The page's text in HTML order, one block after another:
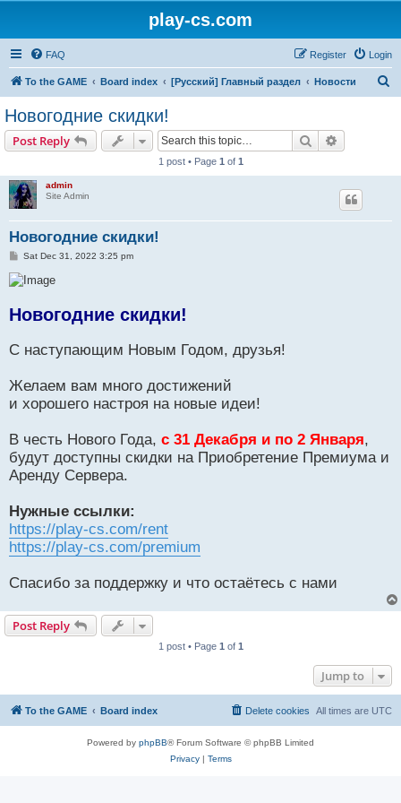
play-cs.com
FAQ Login
Register
To the GAME Board index [Русский] Главный раздел Новости
Новогодние скидки!
Post Reply Search
1 post • Page 1 of 1
admin
Site Admin
Новогодние скидки!
P
s
t
Sat Dec 31, 2022 3:25 pm
Новогодние скидки!
С наступающим Новым Годом, друзья!
Желаем вам много достижений
и хорошего настроя на новые идеи!
В честь Нового Года, с 31 Декабря и по 2 Января,
будут доступны скидки на Приобретение Премиума и
Аренду Сервера.
Нужные ссылки:
https://play-cs.com/rent
https://play-cs.com/premium
Спасибо за поддержку и что остаётесь с нами
Post Reply
1 post • Page 1 of 1
Jump to
To the GAME Board index All times are UTC
Delete cookies
Powered by phpBB® Forum Software © phpBB Limited
Privacy| Terms